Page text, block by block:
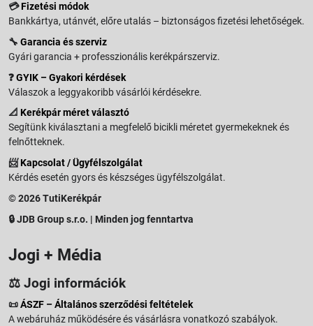
💳Fizetési módok
Bankkártya, utánvét, előre utalás – biztonságos fizetési lehetőségek.
🔧 Garancia és szerviz
Gyári garancia + professzionális kerékpárszerviz.
❓GYIK – Gyakori kérdések
Válaszok a leggyakoribb vásárlói kérdésekre.
📐 Kerékpár méret választó
Segítünk kiválasztani a megfelelő bicikli méretet gyermekeknek és
felnőtteknek.
📨Kapcsolat / Ügyfélszolgálat
Kérdés esetén gyors és készséges ügyfélszolgálat.
© 2026 TutiKerékpár
🔒 JDB Group s.r.o. | Minden jog fenntartva
Jogi + Média
⚖️ Jogi információk
📜ÁSZF – Általános szerződési feltételek
A webáruház működésére és vásárlásra vonatkozó szabályok.